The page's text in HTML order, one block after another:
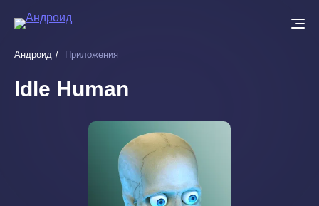
основному
Андроид Приложения
Idle Human